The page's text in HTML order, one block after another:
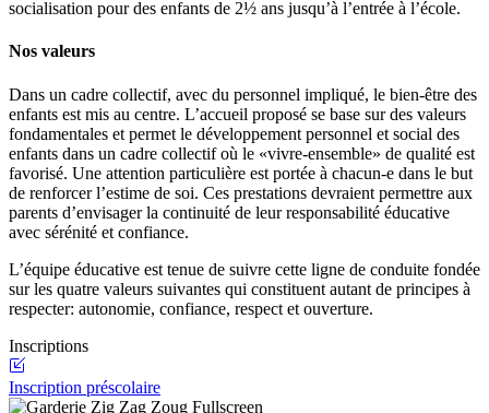
socialisation pour des enfants de 2½ ans jusqu’à l’entrée à l’école.
Nos valeurs
Dans un cadre collectif, avec du personnel impliqué, le bien-être des
enfants est mis au centre. L’accueil proposé se base sur des valeurs
fondamentales et permet le développement personnel et social des
enfants dans un cadre collectif où le «vivre-ensemble» de qualité est
favorisé. Une attention particulière est portée à chacun-e dans le but
de renforcer l’estime de soi. Ces prestations devraient permettre aux
parents d’envisager la continuité de leur responsabilité éducative
avec sérénité et confiance.
L’équipe éducative est tenue de suivre cette ligne de conduite fondée
sur les quatre valeurs suivantes qui constituent autant de principes à
respecter: autonomie, confiance, respect et ouverture.
Inscriptions
Inscription préscolaire
Fullscreen